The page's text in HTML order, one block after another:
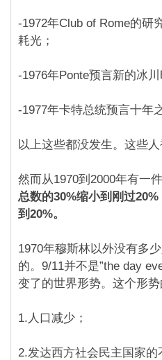
-1972年Club of Rome的研
耗光；
-1976年Ponte预言新的冰川
-1977年卡特总统预言十年
以上这些都没发生。这些
然而从1970到2000年有一
总数的30%缩小到刚过
到20%。
1970年穆斯林以外没有多
的。9/11并不是”the day
变了的世界形势。这个形
1.人口减少；
2.发达西方社会民主国家的